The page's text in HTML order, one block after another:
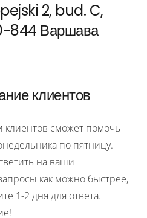
2, bud. C,
844 Варшава
клиентов
сможет помочь
по пятницу.
на ваши
как можно быстрее,
1-2 дня для ответа.